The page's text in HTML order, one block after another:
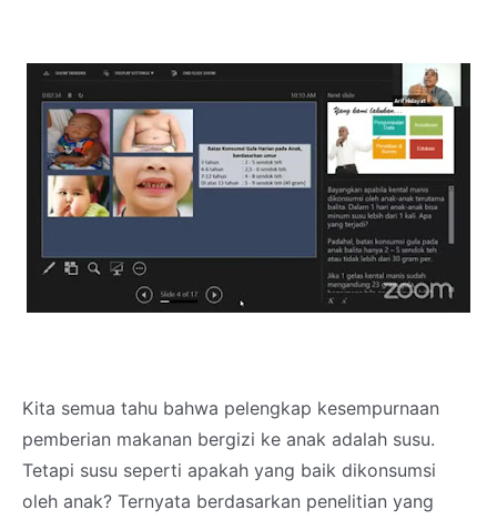
Kita semua tahu bahwa pelengkap kesempurnaan
pemberian makanan bergizi ke anak adalah susu.
Tetapi susu seperti apakah yang baik dikonsumsi
oleh anak? Ternyata berdasarkan penelitian yang